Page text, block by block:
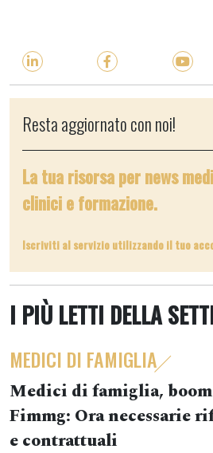
Resta aggiornato con noi!
La tua risorsa per news
clinici e formazione.
Iscriviti al servizio utilizzando il tuo
I PIÙ LETTI DELLA
MEDICI DI FAMIGLIA
Medici di famiglia,
Fimmg: Ora necessarie
e contrattuali